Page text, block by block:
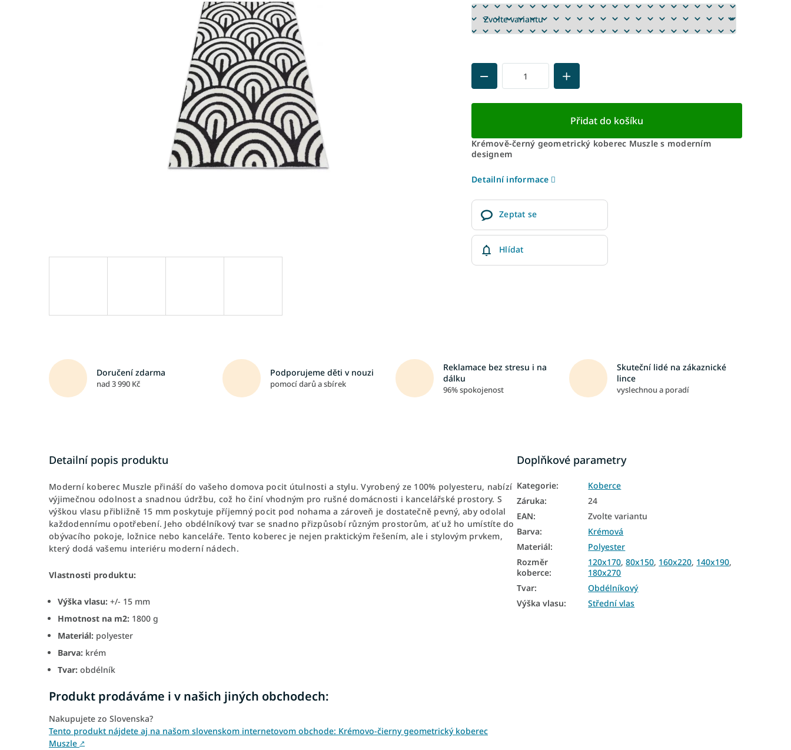
Přidat do košíku
Krémově-černý geometrický koberec Muszle s moderním
designem
Detailní informace
Zeptat se
Hlídat
Doručení zdarma
nad 3 990 Kč
Podporujeme děti v nouzi
pomocí darů a sbírek
Reklamace bez stresu i na
dálku
96% spokojenost
Skuteční lidé na zákaznické
lince
vyslechnou a poradí
Detailní popis produktu
Moderní koberec Muszle přináší do vašeho domova pocit útulnosti a stylu. Vyrobený ze 100% polyesteru, nabízí
výjimečnou odolnost a snadnou údržbu, což ho činí vhodným pro rušné domácnosti i kancelářské prostory. S
výškou vlasu přibližně 15 mm poskytuje příjemný pocit pod nohama a zároveň je dostatečně pevný, aby odolal
každodennímu opotřebení. Jeho obdélníkový tvar se snadno přizpůsobí různým prostorům, ať už ho umístíte do
obývacího pokoje, ložnice nebo kanceláře. Tento koberec je nejen praktickým řešením, ale i stylovým prvkem,
který dodá vašemu interiéru moderní nádech.
Vlastnosti produktu:
Výška vlasu: +/- 15 mm
Hmotnost na m2: 1800 g
Materiál: polyester
Barva: krém
Tvar: obdélník
Produkt prodáváme i v našich jiných obchodech:
Nakupujete zo Slovenska?
Tento produkt nájdete aj na našom slovenskom internetovom obchode: Krémovo-čierny geometrický koberec
Muszle ↗
Doplňkové parametry
Kategorie:
Koberce
Záruka:
24
EAN:
Zvolte variantu
Barva:
Krémová
Materiál:
Polyester
Rozměr
koberce:
120x170,80x150, 160x220, 140x190,
180x270
Tvar:
Obdélníkový
Výška vlasu: Střední vlas